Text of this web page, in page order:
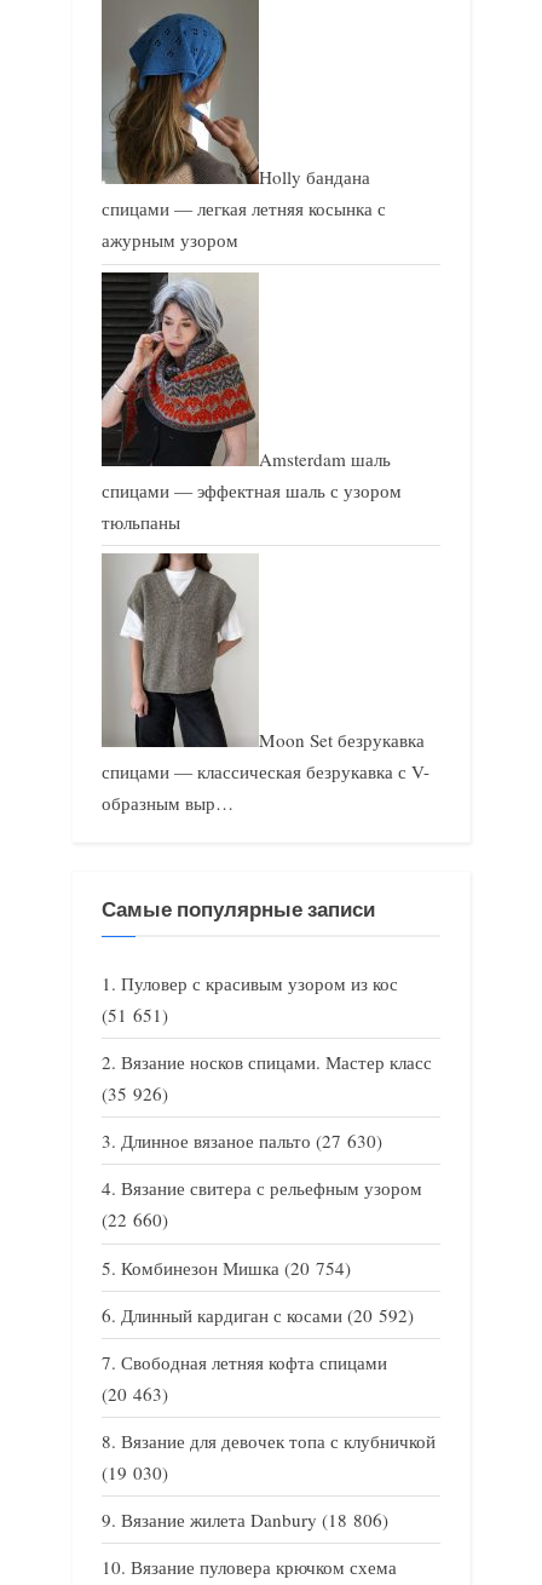
Holly бандана
спицами — легкая летняя косынка с
ажурным узором
Amsterdam шаль
спицами — эффектная шаль с узором
тюльпаны
Moon Set безрукавка
спицами — классическая безрукавка с V-
образным выр…
Самые популярные записи
Пуловер с красивым узором из кос
(51 651)
Вязание носков спицами. Мастер класс
(35 926)
Длинное вязаное пальто (27 630)
Вязание свитера с рельефным узором
(22 660)
Комбинезон Мишка (20 754)
Длинный кардиган с косами (20 592)
Свободная летняя кофта спицами
(20 463)
Вязание для девочек топа с клубничкой
(19 030)
Вязание жилета Danbury (18 806)
Вязание пуловера крючком схема